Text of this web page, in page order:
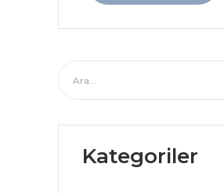
Kategoriler